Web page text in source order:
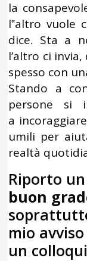
la
l‟altro vuole
dice. Sta a
l’altro ci
spesso con
Stando a
persone si
a
umili per
realtà
Riporto
buon
mio
un